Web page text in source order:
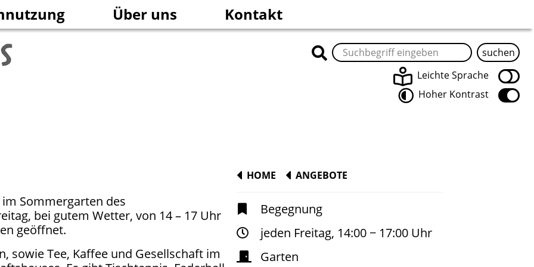
Über uns
Freiwilliges Engagement
Spendenaufruf
Unser Selbstverständnis
Kontakt
Leichte Sprache
Hoher Kontrast
Sommergarten des
bei gutem Wetter, von 14 – 17 Uhr
geöffnet.
sowie Tee, Kaffee und Gesellschaft im
HOME ANGEBOTE
Begegnung
jeden Freitag, 14:00 − 17:00 Uhr
Garten